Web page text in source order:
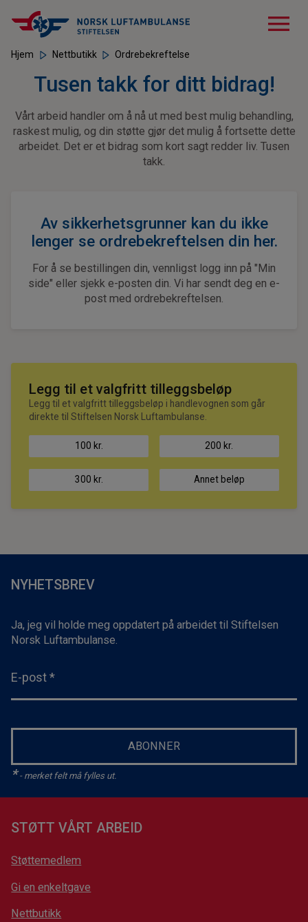
menu
Hjem Nettbutikk Ordrebekreftelse
Tusen takk for ditt bidrag!
Vårt arbeid handler om å nå ut med best mulig behandling,
raskest mulig, og din støtte gjør det mulig å fortsette dette
arbeidet. Det er et bidrag som kort sagt redder liv. Tusen
takk.
Av sikkerhetsgrunner kan du ikke
lenger se ordrebekreftelsen din her.
For å se bestillingen din, vennligst logg inn på "Min
side" eller sjekk e-posten din. Vi har sendt deg en e-
post med ordrebekreftelsen.
Legg til et valgfritt tilleggsbeløp
Legg til et valgfritt tilleggsbeløp i handlevognen som går
direkte til Stiftelsen Norsk Luftambulanse.
100 kr. 200 kr.
300 kr. Annet beløp
NYHETSBREV
Ja, jeg vil holde meg oppdatert på arbeidet til Stiftelsen
Norsk Luftambulanse.
E-post *
ABONNER
*- merket felt må fylles ut.
STØTT VÅRT ARBEID
Støttemedlem
Gi en enkeltgave
Nettbutikk